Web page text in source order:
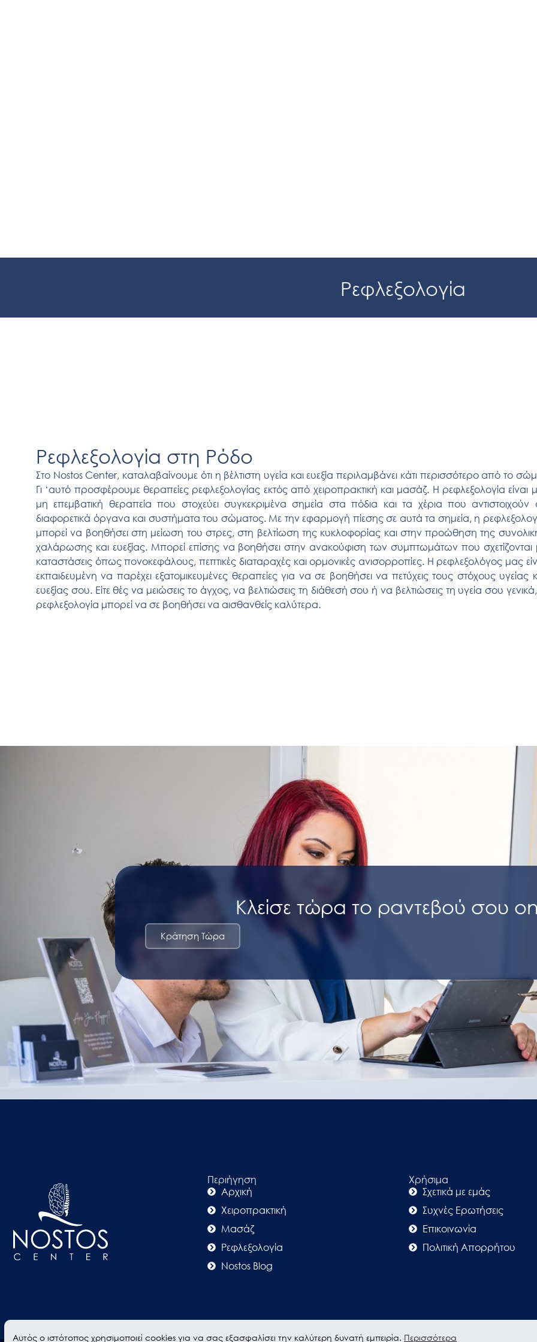
Αυτός ο ιστότοπος χρησιμοποιεί cookies για να σας εξασφαλίσει την καλύτερη δυνατή εμπειρία. Περισσότερα
Ρεφλεξολογία
Ρεφλεξολογία στη Ρόδο
Στο Nostos Center, καταλαβαίνουμε ότι η βέλτιστη υγεία και ευεξία περιλαμβάνει κάτι περισσότερο από το
Γι ‘αυτό προσφέρουμε θεραπείες ρεφλεξολογίας εκτός από χειροπρακτική και μασάζ. Η ρεφλεξολογία είναι
μη επεμβατική θεραπεία που στοχεύει συγκεκριμένα σημεία στα πόδια και τα χέρια που αντιστοιχούν
διαφορετικά όργανα και συστήματα του σώματος. Με την εφαρμογή πίεσης σε αυτά τα σημεία, η
μπορεί να βοηθήσει στη μείωση του στρες, στη βελτίωση της κυκλοφορίας και στην προώθηση της
χαλάρωσης και ευεξίας. Μπορεί επίσης να βοηθήσει στην ανακούφιση των συμπτωμάτων που σχετίζονται
καταστάσεις όπως πονοκεφάλους, πεπτικές διαταραχές και ορμονικές ανισορροπίες. Η ρεφλεξολόγος μας
εκπαιδευμένη να παρέχει εξατομικευμένες θεραπείες για να σε βοηθήσει να πετύχεις τους στόχους υγείας
ευεξίας σου. Είτε θές να μειώσεις το άγχος, να βελτιώσεις τη διάθεσή σου ή να βελτιώσεις τη υγεία σου
ρεφλεξολογία μπορεί να σε βοηθήσει να αισθανθείς καλύτερα.
Κλείσε τώρα το ραντεβού σου
Κράτηση Τώρα
Περιήγηση
Αρχική
Χειροπρακτική
Μασάζ
Ρεφλεξολογία
Nostos Blog
Χρήσιμα
Σχετικά με εμάς
Συχνές Ερωτήσεις
Επικοινωνία
Πολιτική Απορρήτου